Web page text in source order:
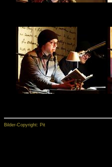
Bilder-Copyright: Pit